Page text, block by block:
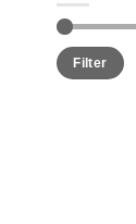
Min.
prijs
Max.
prijsFilter